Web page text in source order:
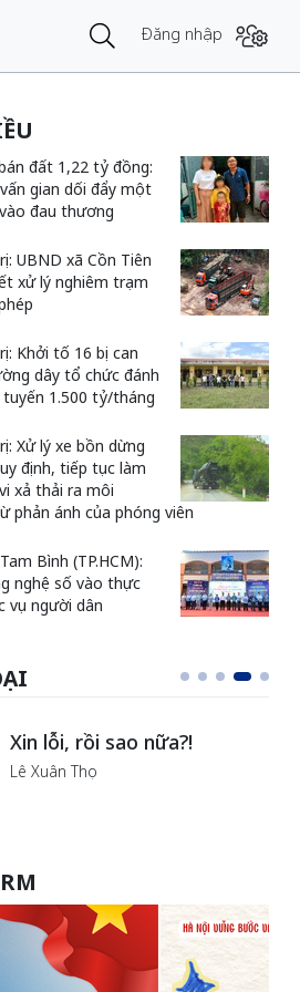
Đăng nhập
đất 1,22 tỷ đồng:
gian dối đẩy một
đau thương
UBND xã Cồn Tiên
xử lý nghiêm trạm
Khởi tố 16 bị can
dây tổ chức đánh
1.500 tỷ/tháng
Xử lý xe bồn dừng
định, tiếp tục làm
xả thải ra môi
phản ánh của phóng viên
Bình (TP.HCM):
nghệ số vào thực
vụ người dân
Xin lỗi, rồi sao nữa?!
Lê Xuân Thọ